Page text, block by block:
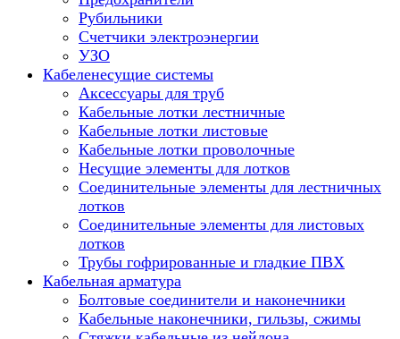
Рубильники
Счетчики электроэнергии
УЗО
Кабеленесущие системы
Аксессуары для труб
Кабельные лотки лестничные
Кабельные лотки листовые
Кабельные лотки проволочные
Несущие элементы для лотков
Соединительные элементы для лестничных
лотков
Соединительные элементы для листовых
лотков
Трубы гофрированные и гладкие ПВХ
Кабельная арматура
Болтовые соединители и наконечники
Кабельные наконечники, гильзы, сжимы